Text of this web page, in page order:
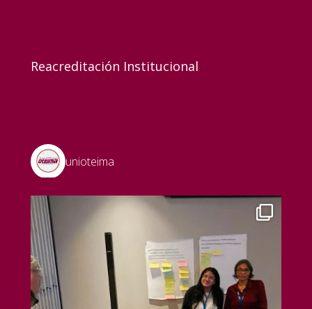
Reacreditación Institucional
unioteima